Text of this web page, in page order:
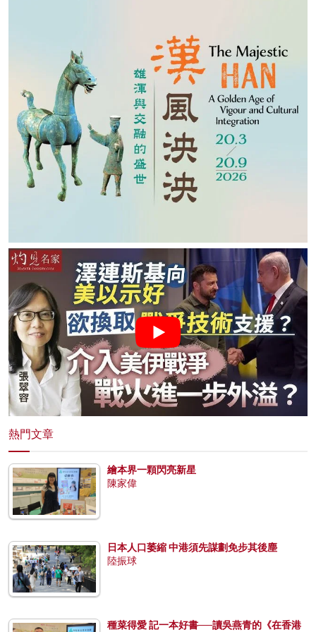
熱門文章
繪本界一顆閃亮新星
陳家偉
日本人口萎縮 中港須先謀劃免步其後塵
陸振球
種菜得愛 記一本好書──讀吳燕青的《在香港